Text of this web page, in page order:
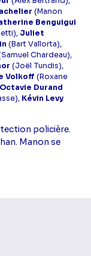
(Manon
Benguigui
Juliet
(Bart Vallorta),
Chardeau),
(Joël Tundis),
Volkoff (Roxane
Octavie Durand
Kévin Levy
policière.
Manon se
diffusion